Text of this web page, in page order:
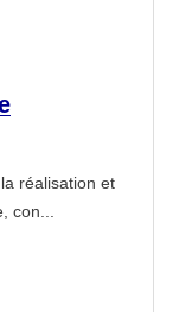
réalisation et
con...